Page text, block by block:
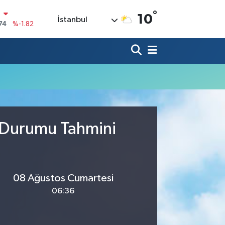
%-1.82
%0.19
%0
İstanbul 10°
Tahmini
08 Ağustos Cumartesi
06:36